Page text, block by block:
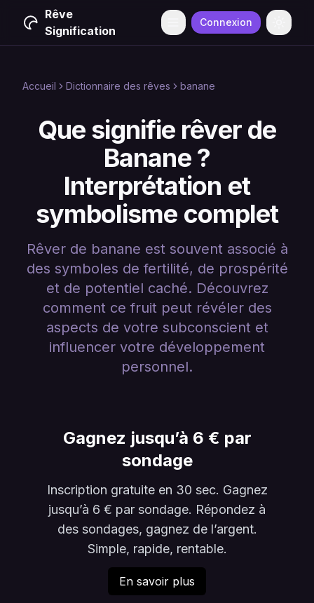
Rêve
Signification
Menu Connexion
Accueil Dictionnaire des rêves banane
Que signifie rêver de
Banane ?
Interprétation et
symbolisme complet
Rêver de banane est souvent associé à
des symboles de fertilité, de prospérité
et de potentiel caché. Découvrez
comment ce fruit peut révéler des
aspects de votre subconscient et
influencer votre développement
personnel.
Gagnez jusqu’à 6 € par
sondage
Inscription gratuite en 30 sec. Gagnez
jusqu’à 6 € par sondage. Répondez à
des sondages, gagnez de l’argent.
Simple, rapide, rentable.
En savoir plus